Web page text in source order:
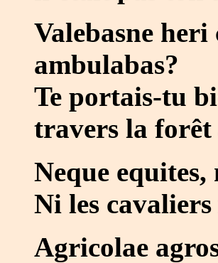
Valebasne
ambulabas?
Te portais-tu
travers la forêt
Neque
Ni les
Agricolae